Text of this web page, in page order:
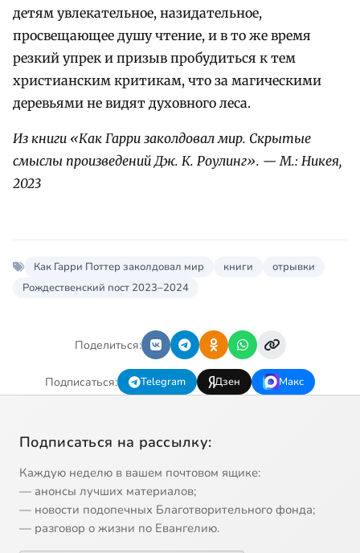
детям увлекательное, назидательное,
просвещающее душу чтение, и в то же время
резкий упрек и призыв пробудиться к тем
христианским критикам, что за магическими
деревьями не видят духовного леса.
Из книги «Как Гарри заколдовал мир. Скрытые
смыслы произведений Дж. К. Роулинг». — М.: Никея,
2023
Как Гарри Поттер заколдовал мир книги
отрывки
Рождественский пост 2023–2024
Поделиться:
Подписаться: Telegram Дзен Макс
Подписаться на рассылку:
Каждую неделю в вашем почтовом ящике:
— анонсы лучших материалов;
— новости подопечных Благотворительного фонда;
— разговор о жизни по Евангелию.